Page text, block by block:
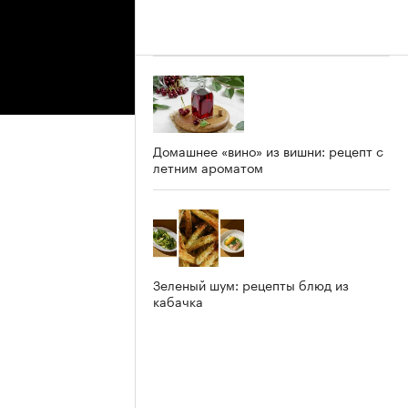
Домашнее «вино» из вишни: рецепт с
летним ароматом
Зеленый шум: рецепты блюд из
кабачка